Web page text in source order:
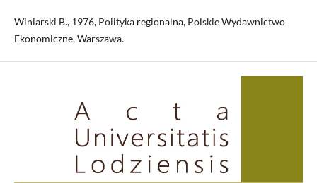
Winiarski B., 1976, Polityka regionalna, Polskie Wydawnictwo
Ekonomiczne, Warszawa.